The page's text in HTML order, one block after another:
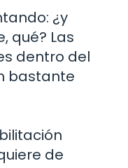
¿y
qué? Las
dentro del
bastante
de